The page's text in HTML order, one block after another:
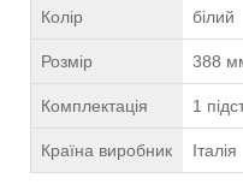
Колір білий
Розмір 388
Комплектація 1
Країна виробник Італія